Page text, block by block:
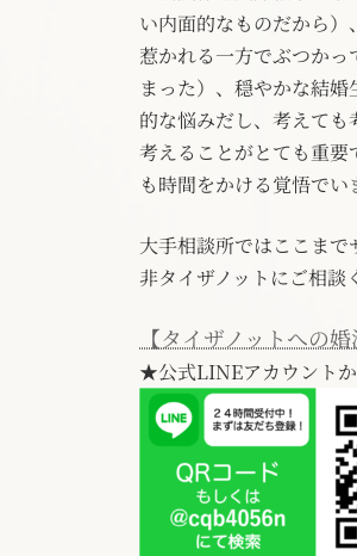
い内面的なものだから）
惹かれる一方でぶつか
まった）、穏やかな結
的な悩みだし、考えても
考えることがとても重
も時間をかける覚悟でい
大手相談所ではここま
非タイザノットにご相談
【タイザノットへの
★公式LINEアカウントか